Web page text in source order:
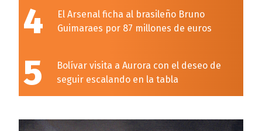
4
El Arsenal ficha al brasileño Bruno
Guimaraes por 87 millones de euros
5
Bolívar visita a Aurora con el deseo de
seguir escalando en la tabla